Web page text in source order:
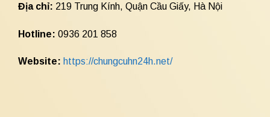
Địa chỉ: 219 Trung Kính, Quận Cầu Giấy, Hà Nội
Hotline: 0936 201 858
Website: https://chungcuhn24h.net/